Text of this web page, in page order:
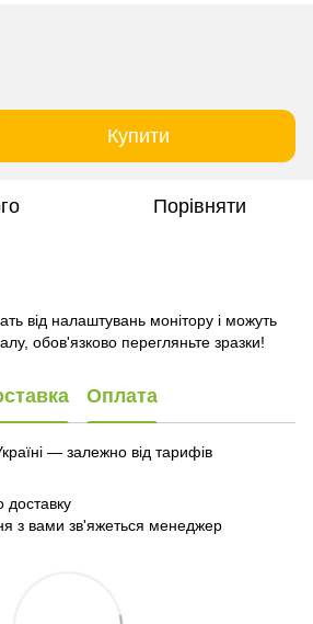
Купити
Порівняти
від налаштувань монітору і можуть
обов'язково перегляньте зразки!
Оплата
— залежно від тарифів
доставку
з вами зв'яжеться менеджер